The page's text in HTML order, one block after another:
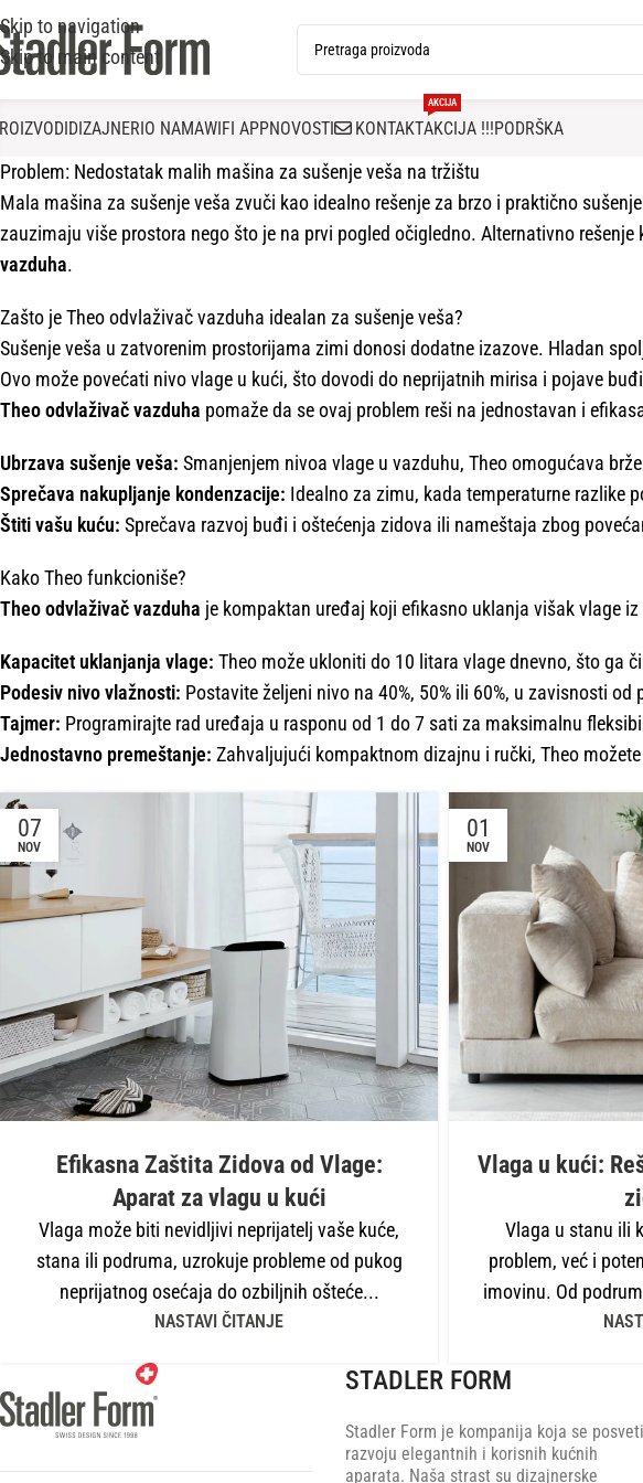
Skip to navigation
Skip to main content
DIZAJNERIO NAMAWIFI APPNOVOSTI KONTAKTAKCIJA !!!
AKCIJA
PODRŠKA
Problem: Nedostatak malih mašina za sušenje veša na tržištu
Mala mašina za sušenje veša zvuči kao idealno rešenje za brzo i praktično
zauzimaju više prostora nego što je na prvi pogled očigledno. Alternativno
vazduha.
Zašto je Theo odvlaživač vazduha idealan za sušenje veša?
Sušenje veša u zatvorenim prostorijama zimi donosi dodatne izazove. Hladan
Ovo može povećati nivo vlage u kući, što dovodi do neprijatnih mirisa i pojave
Theo odvlaživač vazduha pomaže da se ovaj problem reši na jednostavan i
Ubrzava sušenje veša: Smanjenjem nivoa vlage u vazduhu, Theo omogućava
Sprečava nakupljanje kondenzacije: Idealno za zimu, kada temperaturne razlike
Štiti vašu kuću: Sprečava razvoj buđi i oštećenja zidova ili nameštaja zbog
Kako Theo funkcioniše?
Theo odvlaživač vazduha je kompaktan uređaj koji efikasno uklanja višak vlage
Kapacitet uklanjanja vlage: Theo može ukloniti do 10 litara vlage dnevno, što ga
Podesiv nivo vlažnosti: Postavite željeni nivo na 40%, 50% ili 60%, u zavisnosti od
Tajmer: Programirajte rad uređaja u rasponu od 1 do 7 sati za maksimalnu
Jednostavno premeštanje: Zahvaljujući kompaktnom dizajnu i ručki, Theo
07
NOV
Efikasna Zaštita Zidova od Vlage:
Aparat za vlagu u kući
Vlaga može biti nevidljivi neprijatelj vaše kuće,
stana ili podruma, uzrokuje probleme od pukog
neprijatnog osećaja do ozbiljnih ošteće...
NASTAVI ČITANJE
01
NOV
Vlaga u kući:
Vlaga u stanu ili
problem, već i
imovinu. Od
STADLER FORM
Stadler Form je kompanija koja se
razvoju elegantnih i korisnih kućnih
aparata. Naša strast su dizajnerske